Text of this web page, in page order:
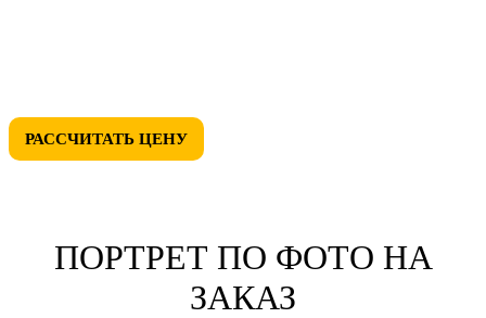
РАССЧИТАТЬ ЦЕНУ
ПОРТРЕТ ПО ФОТО НА
ЗАКАЗ